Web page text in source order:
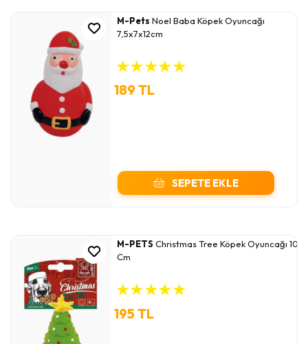
M-Pets Noel Baba Köpek Oyuncağı
7,5x7x12cm
★★★★★
189 TL
SEPETE EKLE
M-PETS Christmas Tree Köpek Oyuncağı 10
Cm
★★★★★
195 TL